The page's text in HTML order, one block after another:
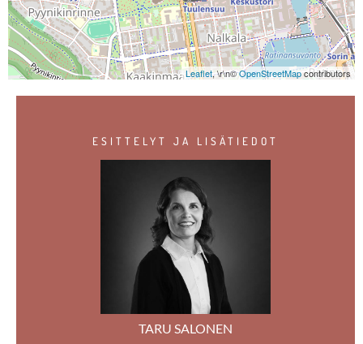
Leaflet, \r\n©OpenStreetMapcontributors
ESITTELYT JA LISÄTIEDOT
TARU SALONEN